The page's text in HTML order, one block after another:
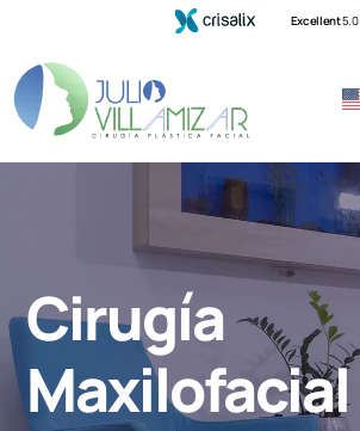
Excellent5.0
Cirugía
Maxilofacial